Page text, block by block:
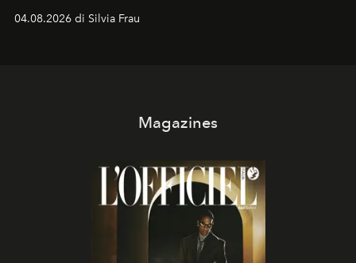
04.08.2026 di Silvia Frau
Magazines